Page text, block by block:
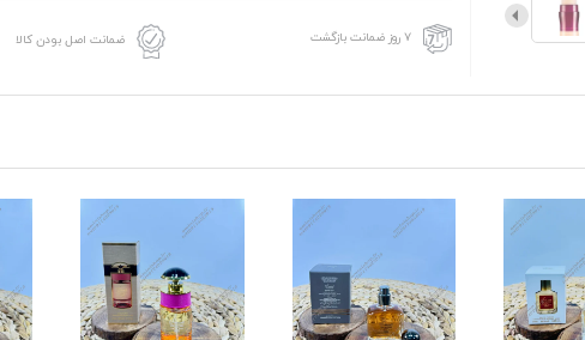
۷ روز ضمانت بازگشت ضمانت اصل بودن کالا